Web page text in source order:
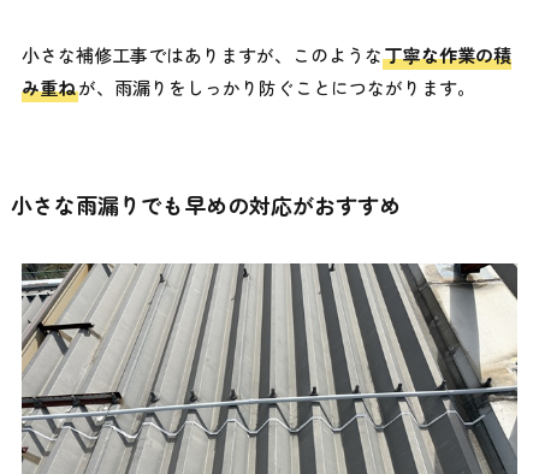
小さな補修工事ではありますが、このような丁寧な作業の積
み重ねが、雨漏りをしっかり防ぐことにつながります。
小さな雨漏りでも早めの対応がおすすめ